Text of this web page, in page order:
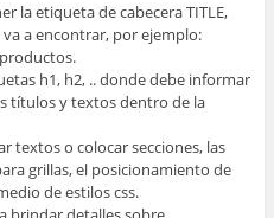
la etiqueta de cabecera TITLE,
a encontrar, por ejemplo:
h1, h2, .. donde debe informar
títulos y textos dentro de la
textos o colocar secciones, las
grillas, el posicionamiento de
de estilos css.